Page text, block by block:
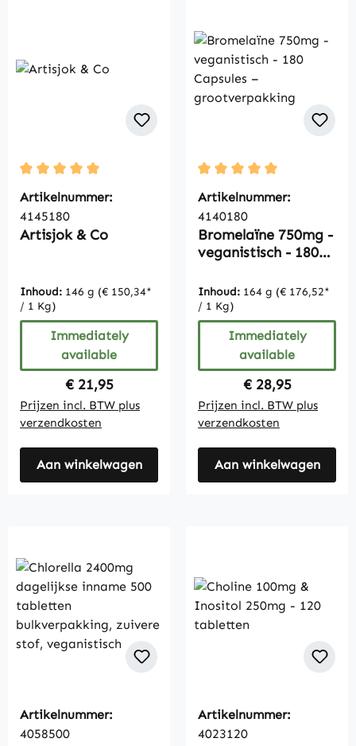
Average rating of 5 out of 5 stars
Artikelnummer:
4145180
Artisjok & Co
Inhoud: 146 g (€ 150,34*
/ 1 Kg)
Immediately
available
Regular price:
€ 21,95
Prijzen incl. BTW plus
verzendkosten
Aan winkelwagen
Average rating of 5 out
Artikelnummer:
4140180
Bromelaïne 750mg -
veganistisch - 180
grootverpakking
Inhoud: 164 g (€ 176,52*
/ 1 Kg)
Immediately
available
Regular price:
€ 28,95
Prijzen incl. BTW plus
verzendkosten
Aan winkelwagen
Artikelnummer:
4058500
Artikelnummer:
4023120